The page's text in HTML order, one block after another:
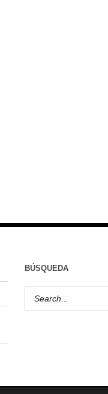
BÚSQUEDA